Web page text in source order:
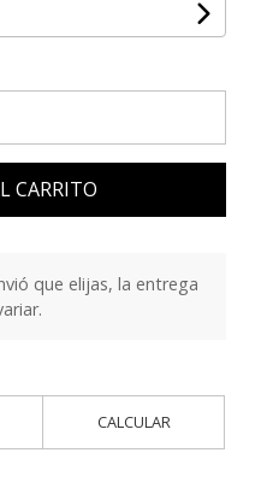
CARRITO
que elijas, la entrega
CALCULAR